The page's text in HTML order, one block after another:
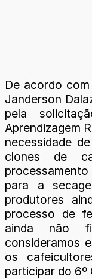
De acordo
Janderson
pela
Aprendizagem
necessidade
clones de
para a
produtores
processo de
ainda não
consideramos
os
participar do 6º